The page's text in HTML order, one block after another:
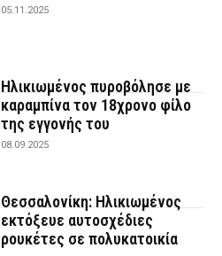
05.11.2025
Ηλικιωμένος πυροβόλησε με
καραμπίνα τον 18χρονο φίλο
της εγγονής του
08.09.2025
Θεσσαλονίκη: Ηλικιωμένος
εκτόξευε αυτοσχέδιες
ρουκέτες σε πολυκατοικία